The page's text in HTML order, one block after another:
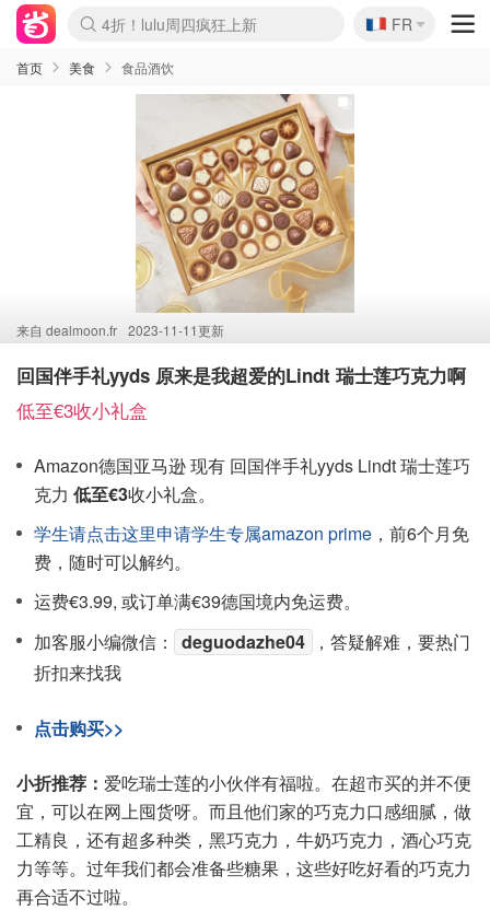
Boticinal 夏促开抢！
4折！lulu周四疯狂上新
还没结束！&OtherStories大促
Joybuy变相75折 随时失效
速领！Stanley独家85折
疑似霸哥！Camper额外叠85折
Zalando 奥莱闪促！每日更新
Moncler反季囤！5折起+叠9折
Coach Brooklyn仅€192
🇫🇷
FR
首页 美食 食品酒饮
来自 dealmoon.fr 2023-11-11更新
回国伴手礼yyds 原来是我超爱的Lindt 瑞士莲巧克力啊
低至€3收小礼盒
Amazon德国亚马逊 现有 回国伴手礼yyds Lindt 瑞士莲巧
克力 低至€3收小礼盒。
学生请点击这里申请学生专属amazon prime ，前6个月免
费，随时可以解约。
运费€3.99, 或订单满€39德国境内免运费。
加客服小编微信：
deguodazhe04
，答疑解难，要热门
折扣来找我
点击购买>>
小折推荐： 爱吃瑞士莲的小伙伴有福啦。在超市买的并不便
宜，可以在网上囤货呀。而且他们家的巧克力口感细腻，做
工精良，还有超多种类，黑巧克力，牛奶巧克力，酒心巧克
力等等。过年我们都会准备些糖果，这些好吃好看的巧克力
再合适不过啦。